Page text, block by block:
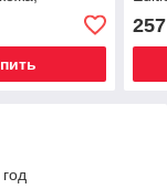
4D, газлифт
BED)>
4>